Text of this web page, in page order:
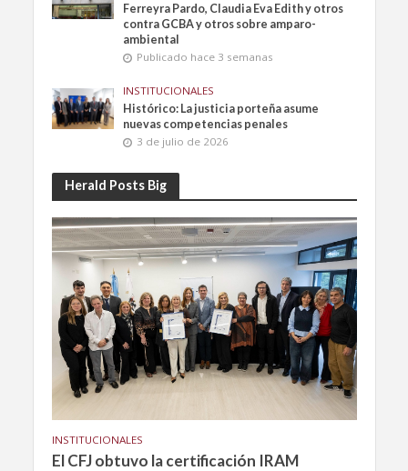
Ferreyra Pardo, Claudia Eva Edith y otros
contra GCBA y otros sobre amparo-
ambiental
Publicado hace 3 semanas
INSTITUCIONALES
Histórico: La justicia porteña asume
nuevas competencias penales
3 de julio de 2026
Herald Posts Big
INSTITUCIONALES
El CFJ obtuvo la certificación IRAM